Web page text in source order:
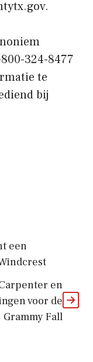
324-8477
te
bij
een
en
voor de
Grammy Fall